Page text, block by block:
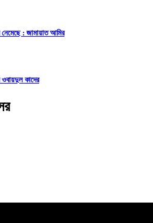
: জামায়াত আমির
ওবায়দুল কাদের